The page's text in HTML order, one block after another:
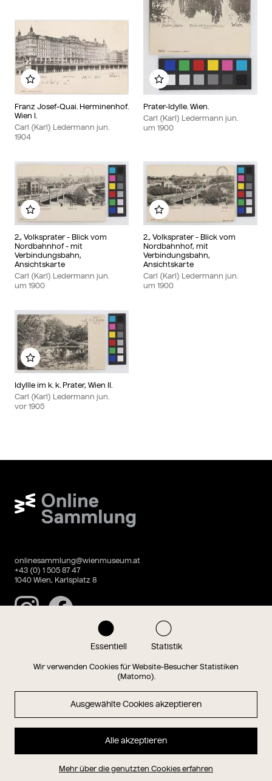
Essentiell Statistik
Wir verwenden Cookies für Website-Besucher Statistiken
(Matomo).
Ausgewählte Cookies akzeptieren
Alle akzeptieren
Mehr über die genutzten Cookies erfahren
Franz Josef-Quai. Herminenhof.
Wien I.
Carl (Karl) Ledermann jun.
1904
Zu meinem Album hinzufügen
Prater-Idylle. Wien.
Carl (Karl) Ledermann jun.
um 1900
Zu meinem Album
2., Volksprater - Blick vom
Nordbahnhof - mit
Verbindungsbahn,
Ansichtskarte
Carl (Karl) Ledermann jun.
um 1900
Zu meinem Album hinzufügen
2., Volksprater - Blick vom
Nordbahnhof, mit
Verbindungsbahn,
Ansichtskarte
Carl (Karl) Ledermann jun.
um 1900
Zu meinem Album
Idyllle im k. k. Prater, Wien II.
Carl (Karl) Ledermann jun.
vor 1905
Zu meinem Album hinzufügen
Wien Museum Online Sammlung
onlinesammlung@wienmuseum.at
+43 (0) 1 505 87 47
1040 Wien, Karlsplatz 8
InstagramFacebook
Magazin
Hauptseite